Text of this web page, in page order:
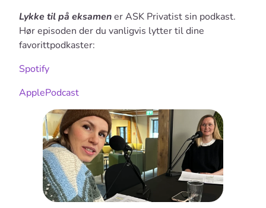
Lykke til på eksamener ASK Privatist sin podkast.
Hør episoden der du vanligvis lytter til dine
favorittpodkaster:
Spotify
ApplePodcast